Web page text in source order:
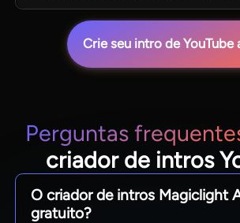
Crie seu intro de YouTube
Perguntas
criador de intros
O criador de intros Magiclight
gratuito?